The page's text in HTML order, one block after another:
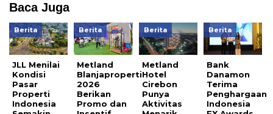
Baca Juga
Berita
JLL Menilai
Kondisi
Pasar
Properti
Indonesia
Berita
Metland
Blanjaproperti
2026
Berikan
Promo dan
Berita
Metland
Hotel
Cirebon
Punya
Aktivitas
Berita
Bank
Danamon
Terima
Penghargaan
Indonesia